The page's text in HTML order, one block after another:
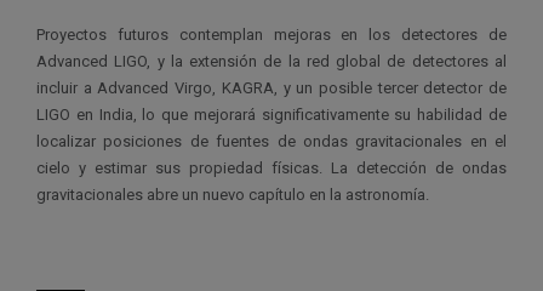
Proyectos futuros contemplan mejoras en los detectores de
Advanced LIGO, y la extensión de la red global de detectores al
incluir a Advanced Virgo, KAGRA, y un posible tercer detector de
LIGO en India, lo que mejorará significativamente su habilidad de
localizar posiciones de fuentes de ondas gravitacionales en el
cielo y estimar sus propiedad físicas. La detección de ondas
gravitacionales abre un nuevo capítulo en la astronomía.